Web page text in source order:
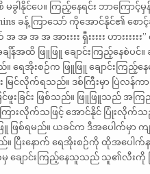
ခွါနိုင်ပေ။ ကြည့်နေရင်း ဘာကြေ
ခန့် ကြာသော် ကိုအောင်နိုင်၏ စေ
အ အ အ အားးးး ရှီးးးးး ဟားးးး
န်အထိ ဖြူဖြူ ချောင်းကြည့်နေစဲပင်
ေအိုးစဉ်က ဖြူဖြူ ချောင်းကြည့်နေ
မြင်လိုက်ရသည်။ ဒစ်ကြီးမှာ ပြဲလန်
င်ဖူးခြင်း ဖြစ်သည်။ ဖြူဖြူသည်
းလိုက်သဖြင့် အောင်နိုင် ပြုံးလိုက်သည်
ဖြစ်ရမည်။ ယခင်က ဒီအပေါက်မှာ က
ပြီးနောက် ရေအိုးစဉ်ကို ထိုအပေါက်
ချောင်းကြည့်နေသူသည် သူ၏လီးကို မြ